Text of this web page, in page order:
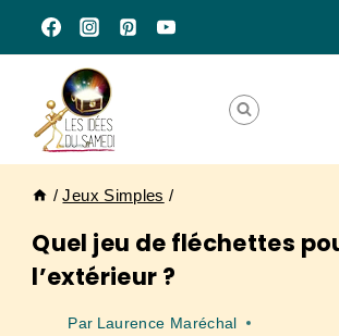
contenu
/ Jeux Simples /
Quel jeu de fléchettes
l’extérieur ?
Par Laurence Maréchal